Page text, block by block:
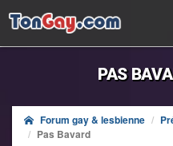
PAS
Forum gay & lesbienne
Pas Bavard